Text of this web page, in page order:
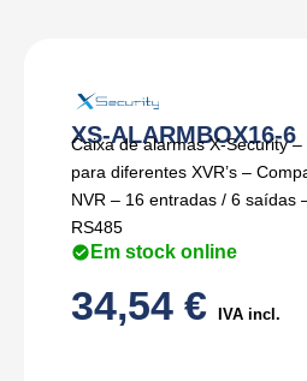
XS-ALARMBOX16-6
Caixa de alarmas X-Security
para diferentes XVR’s –
NVR – 16 entradas / 6 saídas
RS485
Em stock online
34,54 € IVA incl.